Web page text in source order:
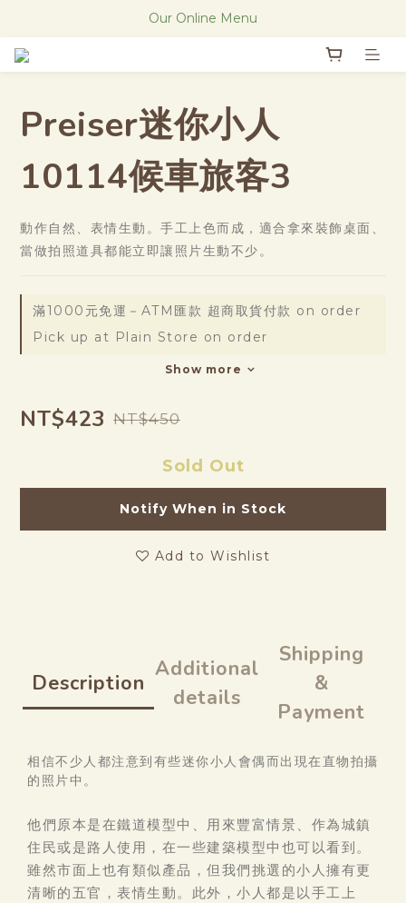
The new Research Notes
Our Online Menu
Preiser迷你小人
10114候車旅客3
動作自然、表情生動。手工上色而成，適合拿來裝飾桌面、
當做拍照道具都能立即讓照片生動不少。
滿1000元免運－ATM匯款 超商取貨付款 on order
Pick up at Plain Store on order
Show more
NT$423 NT$450
Sold Out
Notify When in Stock
Add to Wishlist
Description
Additional
details
Shipping
&
Payment
相信不少人都注意到有些迷你小人會偶而出現在直物拍攝
的照片中。
他們原本是在鐵道模型中、用來豐富情景、作為城鎮
住民或是路人使用，在一些建築模型中也可以看到。
雖然市面上也有類似產品，但我們挑選的小人擁有更
清晰的五官，表情生動。此外，小人都是以手工上